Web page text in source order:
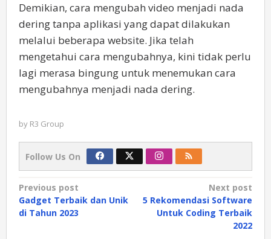
Demikian, cara mengubah video menjadi nada
dering tanpa aplikasi yang dapat dilakukan
melalui beberapa website. Jika telah
mengetahui cara mengubahnya, kini tidak perlu
lagi merasa bingung untuk menemukan cara
mengubahnya menjadi nada dering.
by R3 Group
Follow Us On
Post
navigation
Previous post
Gadget Terbaik dan Unik
di Tahun 2023
Next post
5 Rekomendasi Software
Untuk Coding Terbaik
2022